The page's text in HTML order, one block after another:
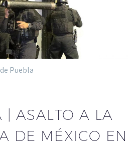
Puebla
| ASALTO A LA
DE MÉXICO EN